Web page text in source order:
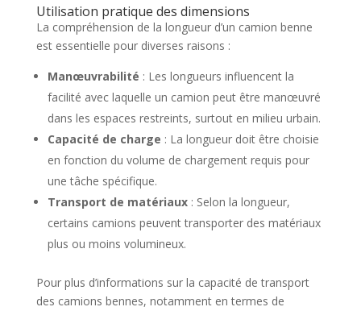
Utilisation pratique des dimensions
La compréhension de la longueur d’un camion benne
est essentielle pour diverses raisons :
Manœuvrabilité : Les longueurs influencent la
facilité avec laquelle un camion peut être manœuvré
dans les espaces restreints, surtout en milieu urbain.
Capacité de charge : La longueur doit être choisie
en fonction du volume de chargement requis pour
une tâche spécifique.
Transport de matériaux: Selon la longueur,
certains camions peuvent transporter des matériaux
plus ou moins volumineux.
Pour plus d’informations sur la capacité de transport
des camions bennes, notamment en termes de